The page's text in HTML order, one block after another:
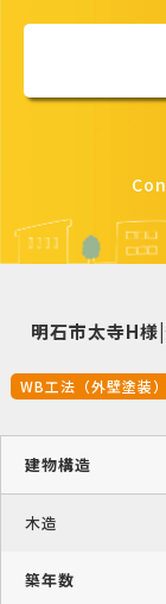
明石市太寺H様
WB工法（外壁塗装）
建物構造
木造
築年数